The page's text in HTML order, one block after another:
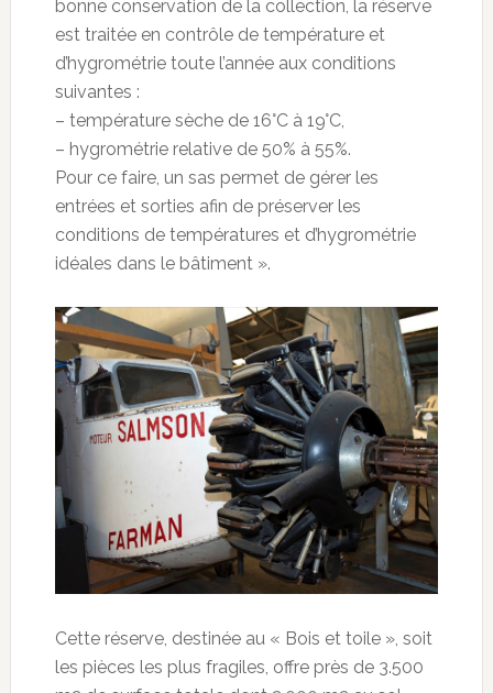
bonne conservation de la collection, la réserve
est traitée en contrôle de température et
d’hygrométrie toute l’année aux conditions
suivantes :
– température sèche de 16°C à 19°C,
– hygrométrie relative de 50% à 55%.
Pour ce faire, un sas permet de gérer les
entrées et sorties afin de préserver les
conditions de températures et d’hygrométrie
idéales dans le bâtiment ».
Cette réserve, destinée au « Bois et toile », soit
les pièces les plus fragiles, offre près de 3.500